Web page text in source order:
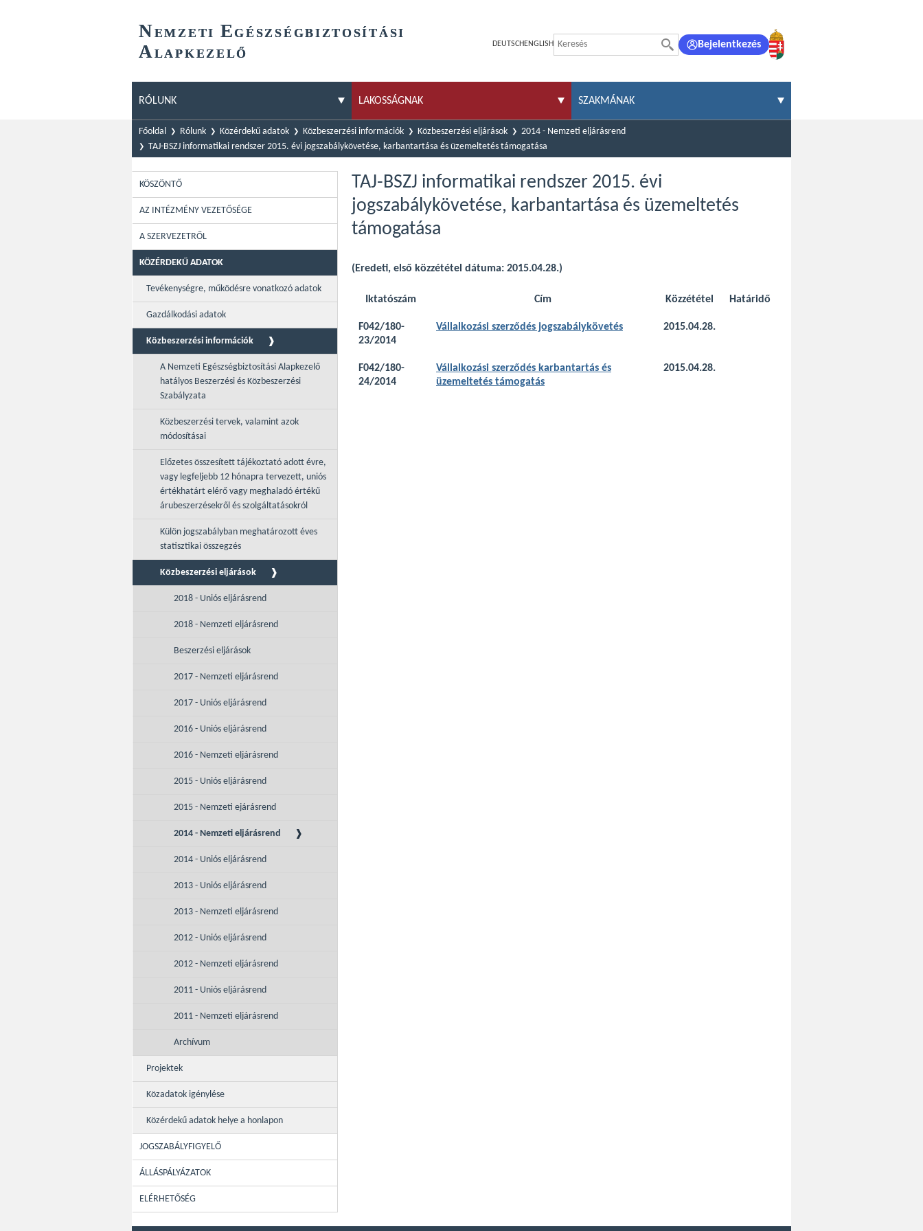
NEMZETI EGÉSZSÉGBIZTOSÍTÁSI
ALAPKEZELŐ
DEUTSCH ENGLISH Bejelentkezés
RÓLUNK LAKOSSÁGNAK SZAKMÁNAK
Főoldal Rólunk Közérdekű adatok Közbeszerzési információk Közbeszerzési eljárások
2014 - Nemzeti eljárásrend
TAJ-BSZJ informatikai rendszer 2015. évi jogszabálykövetése, karbantartása és üzemeltetés támogatása
KÖSZÖNTŐ
AZ INTÉZMÉNY VEZETŐSÉGE
A SZERVEZETRŐL
KÖZÉRDEKŰ ADATOK
Tevékenységre, működésre vonatkozó adatok
Gazdálkodási adatok
Közbeszerzési információk
A Nemzeti Egészségbiztosítási Alapkezelő
hatályos Beszerzési és Közbeszerzési
Szabályzata
Közbeszerzési tervek, valamint azok
módosításai
Előzetes összesített tájékoztató adott évre,
vagy legfeljebb 12 hónapra tervezett, uniós
értékhatárt elérő vagy meghaladó értékű
árubeszerzésekről és szolgáltatásokról
Külön jogszabályban meghatározott éves
statisztikai összegzés
Közbeszerzési eljárások
2018 - Uniós eljárásrend
2018 - Nemzeti eljárásrend
Beszerzési eljárások
2017 - Nemzeti eljárásrend
2017 - Uniós eljárásrend
2016 - Uniós eljárásrend
2016 - Nemzeti eljárásrend
2015 - Uniós eljárásrend
2015 - Nemzeti ejárásrend
2014 - Nemzeti eljárásrend
2014 - Uniós eljárásrend
2013 - Uniós eljárásrend
2013 - Nemzeti eljárásrend
2012 - Uniós eljárásrend
2012 - Nemzeti eljárásrend
2011 - Uniós eljárásrend
2011 - Nemzeti eljárásrend
Archívum
Projektek
Közadatok igénylése
Közérdekű adatok helye a honlapon
JOGSZABÁLYFIGYELŐ
ÁLLÁSPÁLYÁZATOK
ELÉRHETŐSÉG
TAJ-BSZJ informatikai rendszer 2015. évi
jogszabálykövetése, karbantartása és üzemeltetés
támogatása
(Eredeti, első közzététel dátuma: 2015.04.28.)
Iktatószám Cím Közzététel Határidő
F042/180-
23/2014
Vállalkozási szerződés jogszabálykövetés 2015.04.28.
F042/180-
24/2014
Vállalkozási szerződés karbantartás és
üzemeltetés támogatás
2015.04.28.